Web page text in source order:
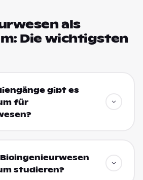
als
Die wichtigsten
gibt es
für
studieren?